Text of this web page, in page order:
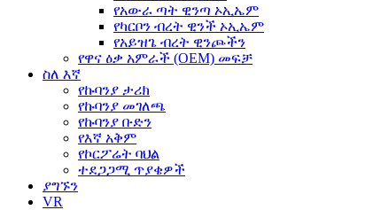
የአውራ ጣት ዊንጣ ኦኢኤም
የካርቦን ብረት ዊንች ኦኢኤም
የአይዝጌ ብረት ዊንጮችን
የዋና ዕቃ አምራች (OEM) መፍቻ
ስለ እኛ
የኩባንያ ታሪክ
የኩባንያ መገለጫ
የኩባንያ ቡድን
የእኛ አቅም
የኮርፖሬት ባህል
ተደጋጋሚ ጥያቄዎች
ያግኙን
VR